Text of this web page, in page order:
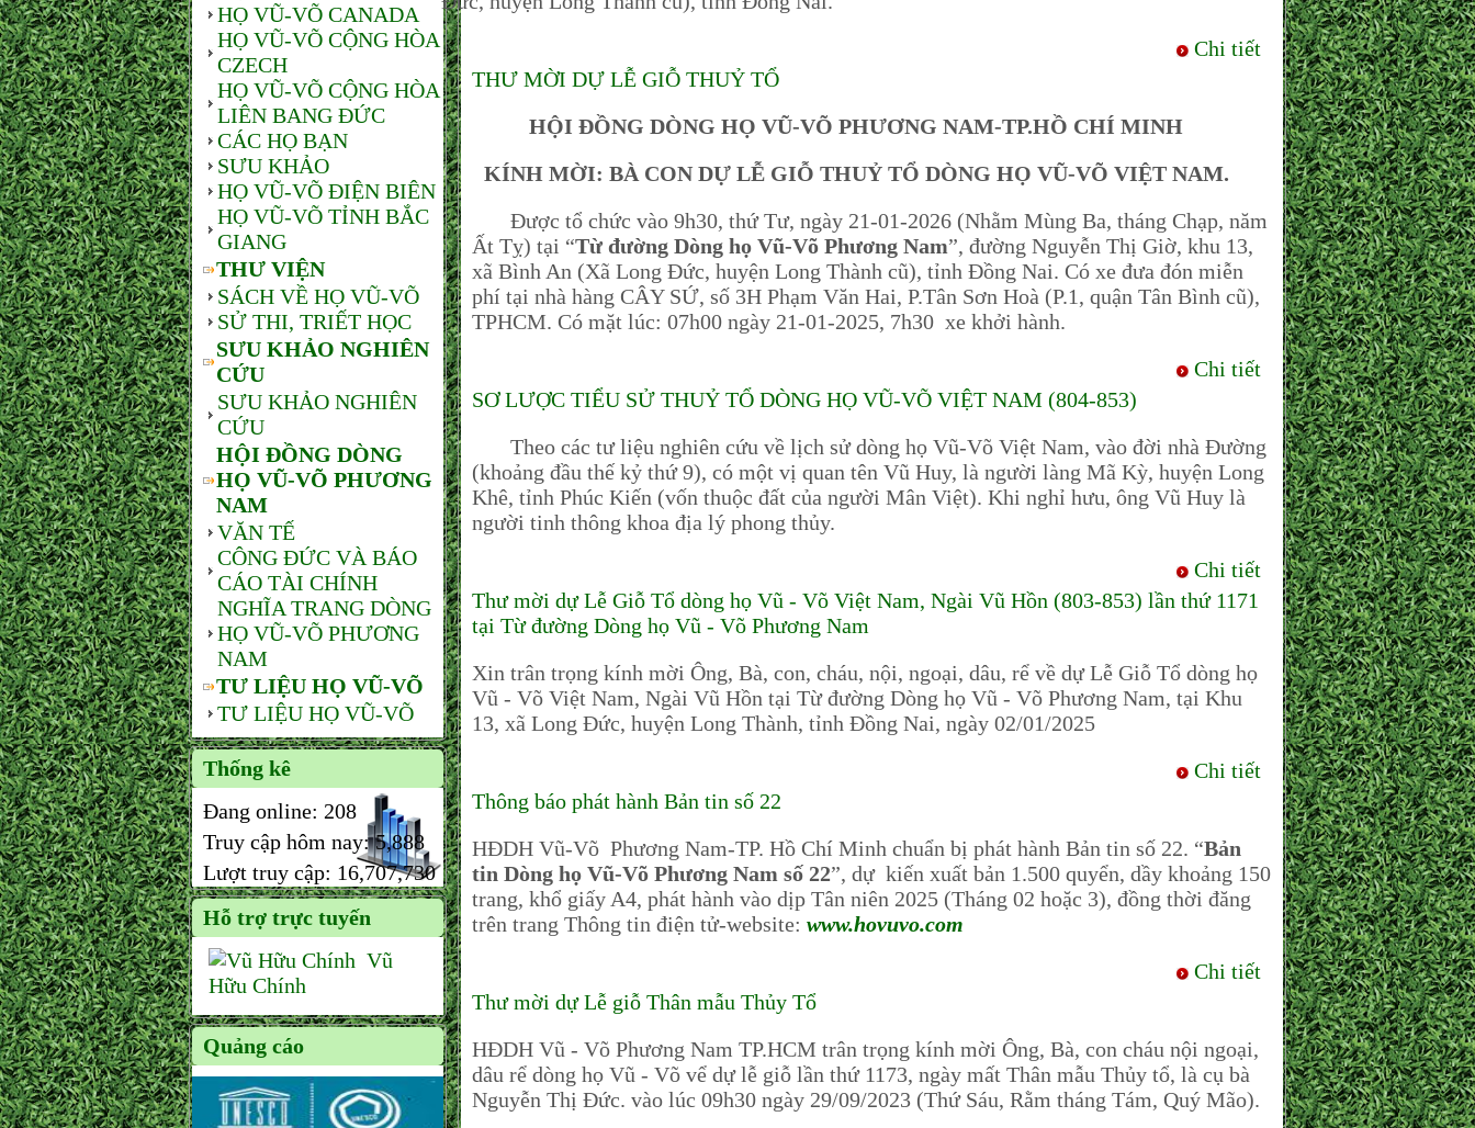
HỌ VŨ-VÕ CANADA
HỌ VŨ-VÕ CỘNG HÒA
CZECH
HỌ VŨ-VÕ CỘNG HÒA
LIÊN BANG ĐỨC
CÁC HỌ BẠN
SƯU KHẢO
HỌ VŨ-VÕ ĐIỆN BIÊN
HỌ VŨ-VÕ TỈNH BẮC
GIANG
THƯ VIỆN
SÁCH VỀ HỌ VŨ-VÕ
SỬ THI, TRIẾT HỌC
SƯU KHẢO NGHIÊN
CỨU
SƯU KHẢO NGHIÊN
CỨU
HỘI ĐỒNG DÒNG
HỌ VŨ-VÕ PHƯƠNG
NAM
VĂN TẾ
CÔNG ĐỨC VÀ BÁO
CÁO TÀI CHÍNH
NGHĨA TRANG DÒNG
HỌ VŨ-VÕ PHƯƠNG
NAM
TƯ LIỆU HỌ VŨ-VÕ
TƯ LIỆU HỌ VŨ-VÕ
Thống kê
Đang online: 208
Truy cập hôm nay:5,888
Lượt truy cập: 16,707,730
Hỗ trợ trực tuyến
Vũ
Hữu Chính
Quảng cáo
Chi tiết
THƯ MỜI DỰ LỄ GIỖ THUỶ TỔ
HỘI ĐỒNG DÒNG HỌ VŨ-VÕ PHƯƠNG NAM-TP.HỒ CHÍ MINH
KÍNH MỜI: BÀ CON DỰ LỄ GIỖ THUỶ TỔ DÒNG HỌ VŨ-VÕ VIỆT NAM.
Được tổ chức vào 9h30, thứ Tư, ngày 21-01-2026 (Nhằm Mùng Ba, tháng Chạp, năm
Ất Tỵ) tại “Từ đường Dòng họ Vũ-Võ Phương Nam”, đường Nguyễn Thị Giờ, khu 13,
xã Bình An (Xã Long Đức, huyện Long Thành cũ), tỉnh Đồng Nai. Có xe đưa đón miễn
phí tại nhà hàng CÂY SỨ, số 3H Phạm Văn Hai, P.Tân Sơn Hoà (P.1, quận Tân Bình cũ),
TPHCM. Có mặt lúc: 07h00 ngày 21-01-2025, 7h30 xe khởi hành.
Chi tiết
SƠ LƯỢC TIỂU SỬ THUỶ TỔ DÒNG HỌ VŨ-VÕ VIỆT NAM (804-853)
Theo các tư liệu nghiên cứu về lịch sử dòng họ Vũ-Võ Việt Nam, vào đời nhà Đường
(khoảng đầu thế kỷ thứ 9), có một vị quan tên Vũ Huy, là người làng Mã Kỳ, huyện Long
Khê, tỉnh Phúc Kiến (vốn thuộc đất của người Mân Việt). Khi nghỉ hưu, ông Vũ Huy là
người tinh thông khoa địa lý phong thủy.
Chi tiết
Thư mời dự Lễ Giỗ Tổ dòng họ Vũ - Võ Việt Nam, Ngài Vũ Hồn (803-853) lần thứ 1171
tại Từ đường Dòng họ Vũ - Võ Phương Nam
Xin trân trọng kính mời Ông, Bà, con, cháu, nội, ngoại, dâu, rể về dự Lễ Giỗ Tổ dòng họ
Vũ - Võ Việt Nam, Ngài Vũ Hồn tại Từ đường Dòng họ Vũ - Võ Phương Nam, tại Khu
13, xã Long Đức, huyện Long Thành, tỉnh Đồng Nai, ngày 02/01/2025
Chi tiết
Thông báo phát hành Bản tin số 22
HĐDH Vũ-Võ Phương Nam-TP. Hồ Chí Minh chuẩn bị phát hành Bản tin số 22. “Bản
tin Dòng họ Vũ-Võ Phương Nam số 22”, dự kiến xuất bản 1.500 quyển, dầy khoảng 150
trang, khổ giấy A4, phát hành vào dịp Tân niên 2025 (Tháng 02 hoặc 3), đồng thời đăng
trên trang Thông tin điện tử-website: www.hovuvo.com
Chi tiết
Thư mời dự Lễ giỗ Thân mẫu Thủy Tổ
HĐDH Vũ - Võ Phương Nam TP.HCM trân trọng kính mời Ông, Bà, con cháu nội ngoại,
dâu rể dòng họ Vũ - Võ vể dự lễ giỗ lần thứ 1173, ngày mất Thân mẫu Thủy tổ, là cụ bà
Nguyễn Thị Đức. vào lúc 09h30 ngày 29/09/2023 (Thứ Sáu, Rằm tháng Tám, Quý Mão).